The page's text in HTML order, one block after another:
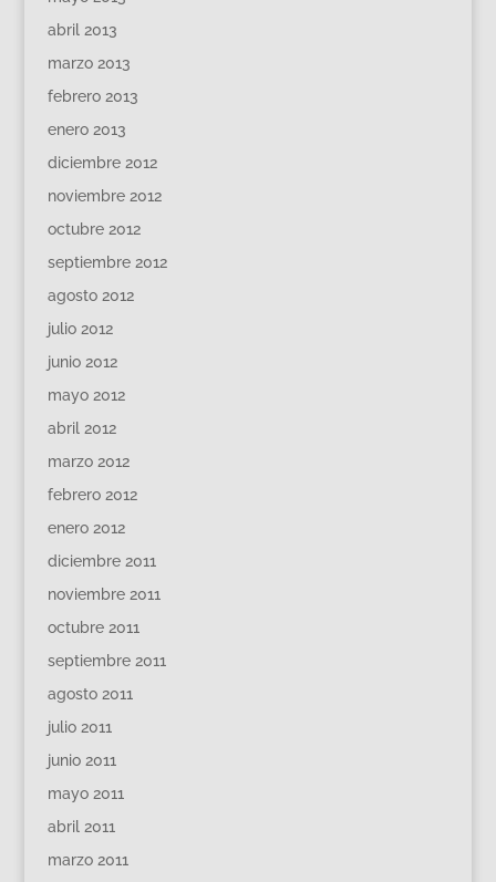
abril 2013
marzo 2013
febrero 2013
enero 2013
diciembre 2012
noviembre 2012
octubre 2012
septiembre 2012
agosto 2012
julio 2012
junio 2012
mayo 2012
abril 2012
marzo 2012
febrero 2012
enero 2012
diciembre 2011
noviembre 2011
octubre 2011
septiembre 2011
agosto 2011
julio 2011
junio 2011
mayo 2011
abril 2011
marzo 2011